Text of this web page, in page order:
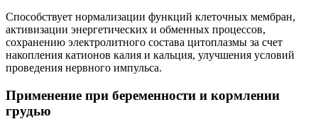
Способствует нормализации функций клеточных мембран,
активизации энергетических и обменных процессов,
сохранению электролитного состава цитоплазмы за счет
накопления катионов калия и кальция, улучшения условий
проведения нервного импульса.
Применение при беременности и кормлении
грудью